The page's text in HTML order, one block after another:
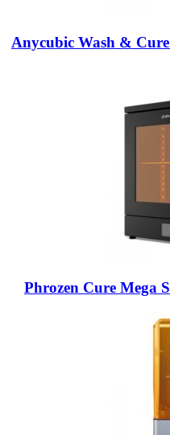
دستگاه شستشو و پخت رزین Anycubic Wash & Cure